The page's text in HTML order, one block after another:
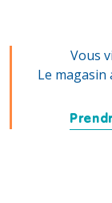
Vous
Le magasin